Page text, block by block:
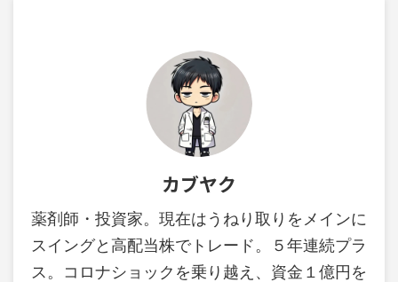
カブヤク
薬剤師・投資家。現在はうねり取りをメインに
スイングと高配当株でトレード。５年連続プラ
ス。コロナショックを乗り越え、資金１億円を